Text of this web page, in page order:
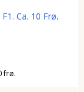
Ca. 10 Frø.
frø.